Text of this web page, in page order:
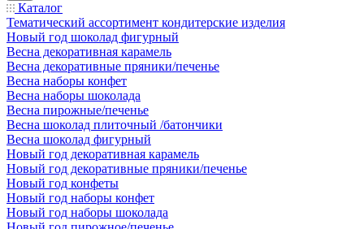
Каталог
Тематический ассортимент кондитерские изделия
Новый год шоколад фигурный
Весна декоративная карамель
Весна декоративные пряники/печенье
Весна наборы конфет
Весна наборы шоколада
Весна пирожные/печенье
Весна шоколад плиточный /батончики
Весна шоколад фигурный
Новый год декоративная карамель
Новый год декоративные пряники/печенье
Новый год конфеты
Новый год наборы конфет
Новый год наборы шоколада